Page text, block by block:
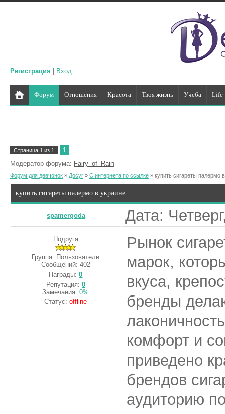
Регистрация Вход
Форум Отношения Красота Твоя жизнь Учеба
Страница 1 из 1
1
Модератор форума: Fairy_of_Rain
Форум для девчонок » Досуг » С интернета по ссылке » купить сигареты палермо
купить сигареты палермо в украине
spamergoda Дата:
Подруга
Группа: Пользователи
Сообщений: 402
Награды:0
Репутация: 0
Замечания:0%
Статус:offline
Рынок
марок,
вкуса,
бренды
комфорт и
приведено
брендов
аудиторию